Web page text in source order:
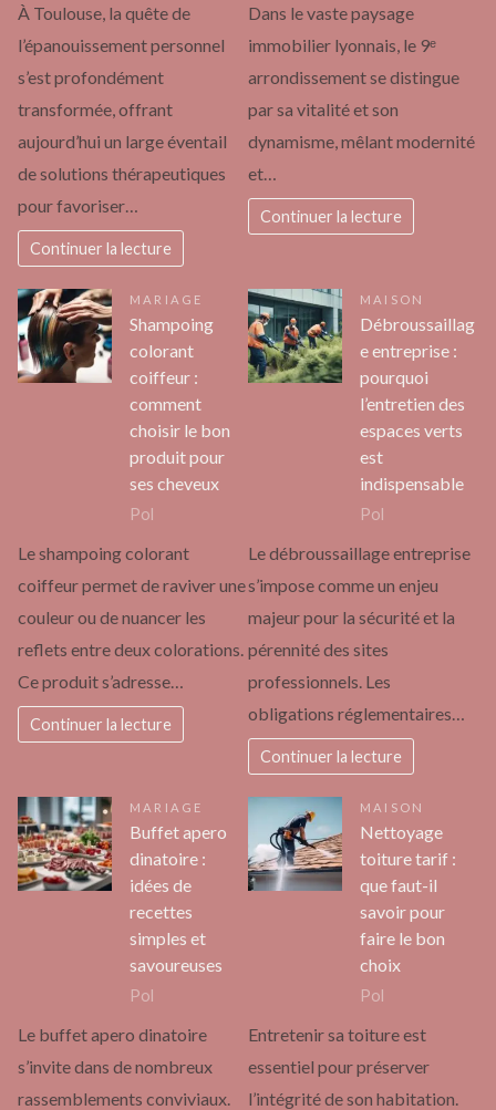
À Toulouse, la quête de
l’épanouissement personnel
s’est profondément
transformée, offrant
aujourd’hui un large éventail
de solutions thérapeutiques
pour favoriser…
Continuer la lecture
Dans le vaste paysage
immobilier lyonnais, le 9ᵉ
arrondissement se distingue
par sa vitalité et son
dynamisme, mêlant modernité
et…
Continuer la lecture
MARIAGE
Shampoing
colorant
coiffeur :
comment
choisir le bon
produit pour
ses cheveux
Pol
Le shampoing colorant
coiffeur permet de raviver une
couleur ou de nuancer les
reflets entre deux colorations.
Ce produit s’adresse…
Continuer la lecture
MAISON
Débroussaillag
e entreprise :
pourquoi
l’entretien des
espaces verts
est
indispensable
Pol
Le débroussaillage entreprise
s’impose comme un enjeu
majeur pour la sécurité et la
pérennité des sites
professionnels. Les
obligations réglementaires…
Continuer la lecture
MARIAGE
Buffet apero
dinatoire :
idées de
recettes
simples et
savoureuses
Pol
Le buffet apero dinatoire
s’invite dans de nombreux
rassemblements conviviaux.
MAISON
Nettoyage
toiture tarif :
que faut-il
savoir pour
faire le bon
choix
Pol
Entretenir sa toiture est
essentiel pour préserver
l’intégrité de son habitation.